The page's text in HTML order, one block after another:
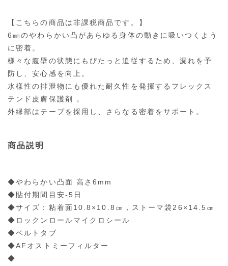
【こちらの商品は非課税商品です。】
6㎜のやわらかい凸があらゆる身体の動きに吸いつくよう
に密着。
様々な腹壁の状態にもぴたっと追従するため、漏れを予
防し、安心感を向上。
水様性の排泄物にも優れた耐久性を発揮するフレックス
テンド皮膚保護剤 。
外縁部はテープを採用し、さらなる密着をサポート。
商品説明
◆やわらかい凸面 高さ6mm
◆貼付期間目安-5日
◆サイズ：粘着面10.8×10.8㎝，ストーマ袋26×14.5㎝
◆ロックンロールマイクロシール
◆ベルトタブ
◆AFオストミーフィルター
◆